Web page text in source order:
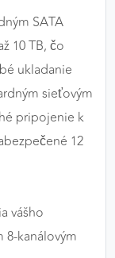
SATA
10 TB, čo
ukladanie
sieťovým
pripojenie k
12
vášho
8-kanálovým